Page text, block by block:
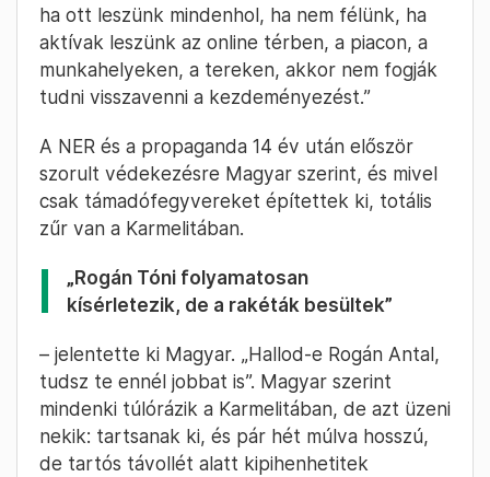
ha ott leszünk mindenhol, ha nem félünk, ha
aktívak leszünk az online térben, a piacon, a
munkahelyeken, a tereken, akkor nem fogják
tudni visszavenni a kezdeményezést.”
A NER és a propaganda 14 év után először
szorult védekezésre Magyar szerint, és mivel
csak támadófegyvereket építettek ki, totális
zűr van a Karmelitában.
„Rogán Tóni folyamatosan
kísérletezik, de a rakéták besültek”
– jelentette ki Magyar. „Hallod-e Rogán Antal,
tudsz te ennél jobbat is”. Magyar szerint
mindenki túlórázik a Karmelitában, de azt üzeni
nekik: tartsanak ki, és pár hét múlva hosszú,
de tartós távollét alatt kipihenhetitek